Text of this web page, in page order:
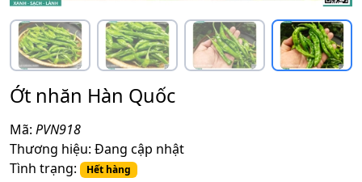
Ớt nhăn Hàn Quốc
Mã: PVN918
Thương hiệu: Đang cập nhật
Tình trạng:
Hết hàng